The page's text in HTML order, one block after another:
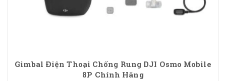
Gimbal Điện Thoại Chống Rung DJI Osmo Mobile
8P Chính Hãng